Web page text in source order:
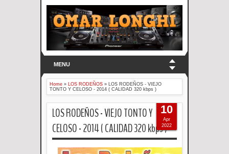
MENU
Home » LOS RODEÑOS »
LOS RODEÑOS - VIEJO
TONTO Y CELOSO - 2014 ( CALIDAD 320 kbps )
LOS RODEÑOS - VIEJO TONTO Y
CELOSO - 2014 ( CALIDAD 320 kbps )
10
Apr
2022